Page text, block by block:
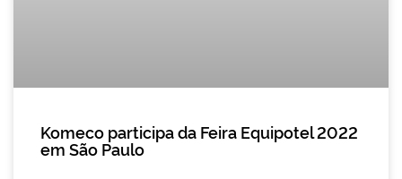
Komeco participa da Feira Equipotel 2022
em São Paulo